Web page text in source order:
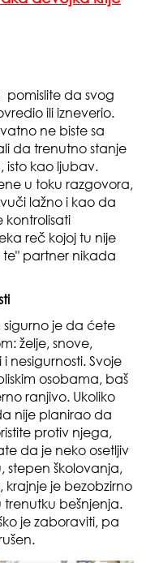
pomislite da svog
ili izneverio.
ne biste sa
da trenutno stanje
isto kao ljubav.
u toku razgovora,
lažno i kao da
kontrolisati
reč kojoj tu nije
te" partner nikada
sigurno je da ćete
želje, snove,
nesigurnosti. Svoje
osobama, baš
ranjivo. Ukoliko
nije planirao da
protiv njega,
da je neko osetljiv
stepen školovanja,
krajnje je bezobzirno
trenutku bešnjenja.
je zaboraviti, pa